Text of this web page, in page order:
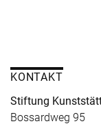
KONTAKT
Stiftung
Bossardweg 95